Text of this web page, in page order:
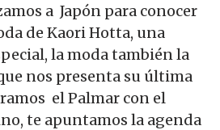
a Japón para conocer
de Kaori Hotta, una
la moda también la
nos presenta su última
el Palmar con el
te apuntamos la agenda